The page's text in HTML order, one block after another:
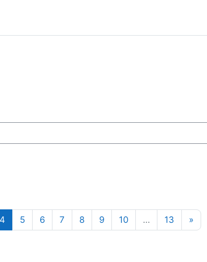
3
4Strona 4
5Strona 5
6Strona 6
7Strona 7
8Strona 8
9Strona 9
10Strona 10
… 13Strona 13
»